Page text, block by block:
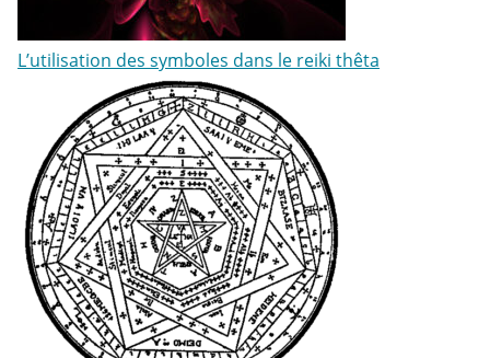
L’utilisation des symboles dans le reiki thêta